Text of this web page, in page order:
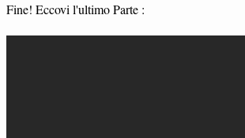
Fine! Eccovi l'ultimo Parte :